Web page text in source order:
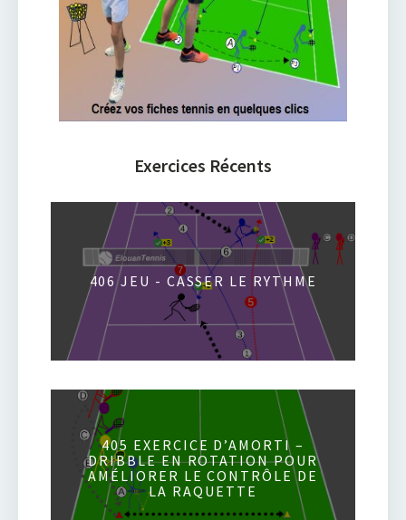
Exercices Récents
406 JEU - CASSER LE RYTHME
405 EXERCICE D’AMORTI –
DRIBBLE EN ROTATION POUR
AMÉLIORER LE CONTRÔLE DE
LA RAQUETTE